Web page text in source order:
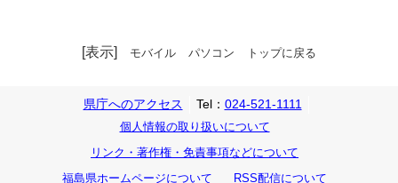
[表示] モバイル パソコン トップに戻る
県庁へのアクセス Tel： 024-521-1111
個人情報の取り扱いについて
リンク・著作権・免責事項などについて
福島県ホームページについて
RSS配信について